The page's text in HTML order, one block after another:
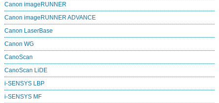
Canon imageRUNNER
Canon imageRUNNER ADVANCE
Canon LaserBase
Canon WG
CanoScan
CanoScan LiDE
i-SENSYS LBP
i-SENSYS MF